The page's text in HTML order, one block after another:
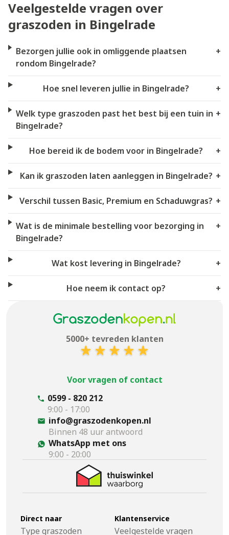
Veelgestelde vragen over
graszoden in Bingelrade
Bezorgen jullie ook in omliggende plaatsen
rondom Bingelrade?
+
Hoe snel leveren jullie in Bingelrade? +
Welk type graszoden past het best bij een tuin in
Bingelrade?
+
Hoe bereid ik de bodem voor in Bingelrade? +
Kan ik graszoden laten aanleggen in Bingelrade? +
Verschil tussen Basic, Premium en Schaduwgras? +
Wat is de minimale bestelling voor bezorging in
Bingelrade?
+
Wat kost levering in Bingelrade? +
Hoe neem ik contact op? +
5000+ tevreden klanten
Voor vragen of contact
0599 - 820 212
9:00 - 17:00
info@graszodenkopen.nl
Binnen 48 uur antwoord
WhatsApp met ons
9:00 - 20:00
Direct naar
Type graszoden
Klantenservice
Veelgestelde vragen